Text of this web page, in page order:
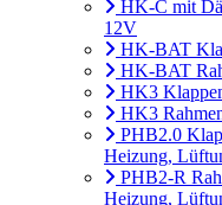
HK-C mit
12V
HK-BAT
HK-BAT
HK3
HK3
PHB2.0
Heizung,
PHB2-R
Heizung,